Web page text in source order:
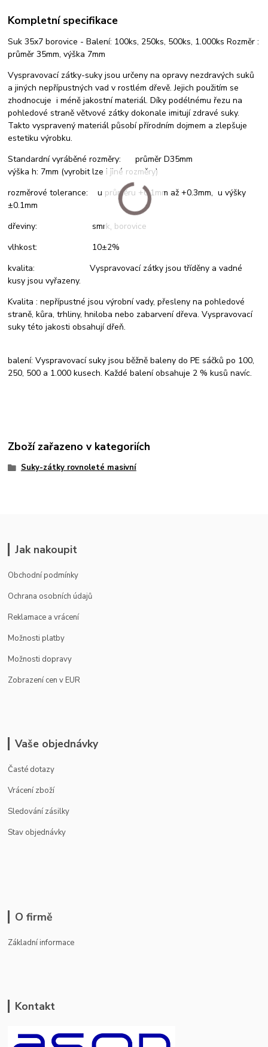
Kompletní specifikace
Suk 35x7 borovice - Balení: 100ks, 250ks, 500ks, 1.000ks Rozměr :
průměr 35mm, výška 7mm
Vyspravovací zátky-suky jsou určeny na opravy nezdravých suků
a jiných nepřípustných vad v rostlém dřevě. Jejich použitím se
zhodnocuje i méně jakostní materiál. Díky podélnému řezu na
pohledové straně větvové zátky dokonale imitují zdravé suky.
Takto vyspravený materiál působí přírodním dojmem a zlepšuje
estetiku výrobku.
Standardní vyráběné rozměry: průměr D35mm
výška h: 7mm (vyrobit lze i jiné rozměry)
rozměrové tolerance: u průměru +0.1mm až +0.3mm, u výšky
±0.1mm
dřeviny: smrk, borovice
vlhkost: 10±2%
kvalita: Vyspravovací zátky jsou tříděny a vadné
kusy jsou vyřazeny.
Kvalita : nepřípustné jsou výrobní vady, přesleny na pohledové
straně, kůra, trhliny, hniloba nebo zabarvení dřeva. Vyspravovací
suky této jakosti obsahují dřeň.
balení: Vyspravovací suky jsou běžně baleny do PE sáčků po 100,
250, 500 a 1.000 kusech. Každé balení obsahuje 2 % kusů navíc.
Zboží zařazeno v kategoriích
Suky-zátky rovnoleté masivní
Jak nakoupit
Obchodní podmínky
Ochrana osobních údajů
Reklamace a vrácení
Možnosti platby
Možnosti dopravy
Zobrazení cen v EUR
Vaše objednávky
Časté dotazy
Vrácení zboží
Sledování zásilky
Stav objednávky
O firmě
Základní informace
Kontakt